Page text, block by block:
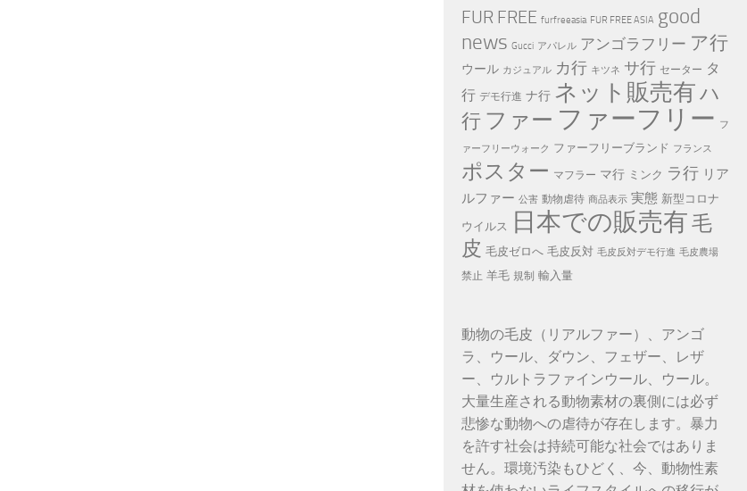
ー
FUR FREE furfreeasia FUR FREE ASIA good
news Gucci アパレル アンゴラフリー ア行
ウール カジュアル カ行 キツネ サ行 セーター タ
行 デモ行進 ナ行 ネット販売有ハ
行 ファー ファーフリー フ
ァーフリーウォーク ファーフリーブランド フランス
ポスター マフラー マ行 ミンク ラ行 リア
ルファー 公害 動物虐待 商品表示 実態 新型コロナ
ウイルス 日本での販売有毛
皮 毛皮ゼロへ 毛皮反対 毛皮反対デモ行進 毛皮農場
禁止 羊毛 規制 輸入量
動物の毛皮（リアルファー）、アンゴ
ラ、ウール、ダウン、フェザー、レザ
ー、ウルトラファインウール、ウール。
大量生産される動物素材の裏側には必ず
悲惨な動物への虐待が存在します。暴力
を許す社会は持続可能な社会ではありま
せん。環境汚染もひどく、今、動物性素